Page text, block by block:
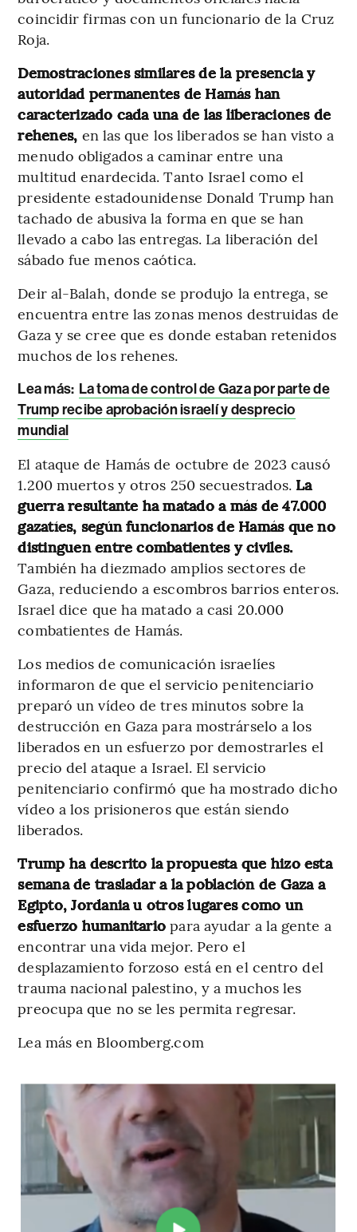
coincidir firmas con un funcionario de la Cruz
Roja.
Demostraciones similares de la presencia y
autoridad permanentes de Hamás han
caracterizado cada una de las liberaciones de
rehenes, en las que los liberados se han visto a
menudo obligados a caminar entre una
multitud enardecida. Tanto Israel como el
presidente estadounidense Donald Trump han
tachado de abusiva la forma en que se han
llevado a cabo las entregas. La liberación del
sábado fue menos caótica.
Deir al-Balah, donde se produjo la entrega, se
encuentra entre las zonas menos destruidas de
Gaza y se cree que es donde estaban retenidos
muchos de los rehenes.
Lea más: La toma de control de Gaza por parte de
Trump recibe aprobación israelí y desprecio
mundial
El ataque de Hamás de octubre de 2023 causó
1.200 muertos y otros 250 secuestrados. La
guerra resultante ha matado a más de 47.000
gazatíes, según funcionarios de Hamás que no
distinguen entre combatientes y civiles.
También ha diezmado amplios sectores de
Gaza, reduciendo a escombros barrios enteros.
Israel dice que ha matado a casi 20.000
combatientes de Hamás.
Los medios de comunicación israelíes
informaron de que el servicio penitenciario
preparó un vídeo de tres minutos sobre la
destrucción en Gaza para mostrárselo a los
liberados en un esfuerzo por demostrarles el
precio del ataque a Israel. El servicio
penitenciario confirmó que ha mostrado dicho
vídeo a los prisioneros que están siendo
liberados.
Trump ha descrito la propuesta que hizo esta
semana de trasladar a la población de Gaza a
Egipto, Jordania u otros lugares como un
esfuerzo humanitario para ayudar a la gente a
encontrar una vida mejor. Pero el
desplazamiento forzoso está en el centro del
trauma nacional palestino, y a muchos les
preocupa que no se les permita regresar.
Lea más en Bloomberg.com